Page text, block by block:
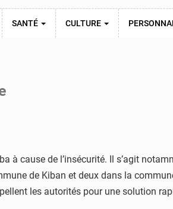
SANTÉ CULTURE
à cause de l’insécurité. Il s’agit
de Kiban et deux dans la
les autorités pour une solution